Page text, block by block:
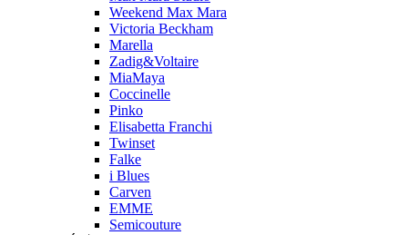
Weekend Max Mara
Victoria Beckham
Marella
Zadig&Voltaire
MiaMaya
Coccinelle
Pinko
Elisabetta Franchi
Twinset
Falke
i Blues
Carven
EMME
Semicouture